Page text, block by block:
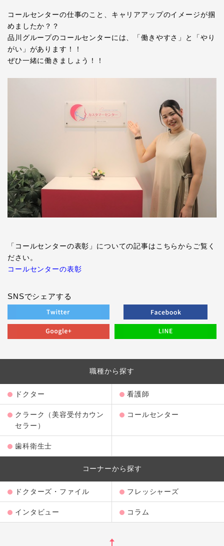
コールセンターの仕事のこと、キャリアアップのイメージが掴
めましたか？？
品川グループのコールセンターには、「働きやすさ」と「やり
がい」があります！！
ぜひ一緒に働きましょう！！
「コールセンターの表彰」についての記事はこちらからご覧く
ださい。
コールセンターの表彰
SNSでシェアする
職種から探す
ドクター 看護師
クラーク（美容受付カウン
セラー）
コールセンター
歯科衛生士
コーナーから探す
ドクターズ・ファイル フレッシャーズ
インタビュー コラム